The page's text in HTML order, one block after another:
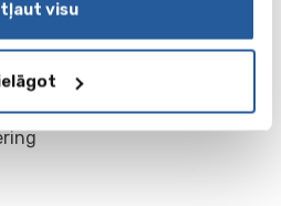
visu
Management
and Control